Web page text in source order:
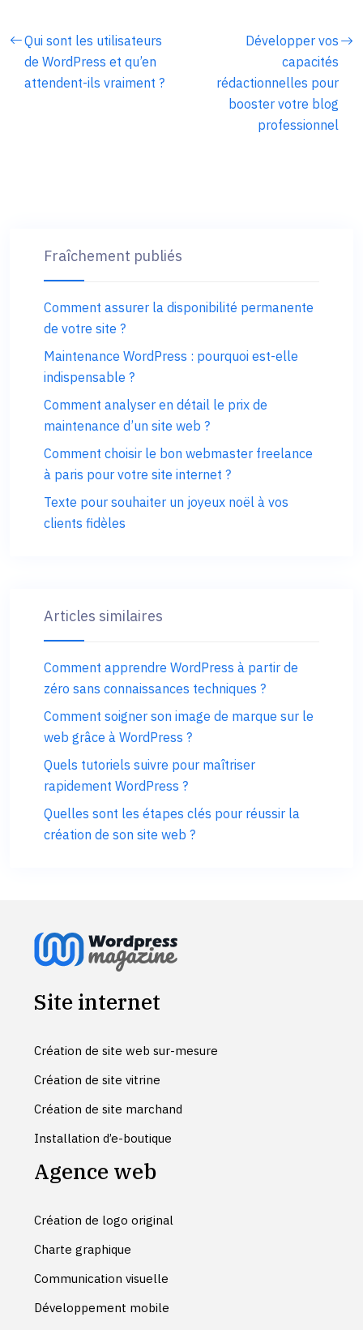
Qui sont les utilisateurs
de WordPress et qu’en
attendent-ils vraiment ?
Développer vos
capacités
rédactionnelles pour
booster votre blog
professionnel
Fraîchement publiés
Comment assurer la disponibilité permanente
de votre site ?
Maintenance WordPress : pourquoi est-elle
indispensable ?
Comment analyser en détail le prix de
maintenance d’un site web ?
Comment choisir le bon webmaster freelance
à paris pour votre site internet ?
Texte pour souhaiter un joyeux noël à vos
clients fidèles
Articles similaires
Comment apprendre WordPress à partir de
zéro sans connaissances techniques ?
Comment soigner son image de marque sur le
web grâce à WordPress ?
Quels tutoriels suivre pour maîtriser
rapidement WordPress ?
Quelles sont les étapes clés pour réussir la
création de son site web ?
Site internet
Création de site web sur-mesure
Création de site vitrine
Création de site marchand
Installation d’e-boutique
Agence web
Création de logo original
Charte graphique
Communication visuelle
Développement mobile